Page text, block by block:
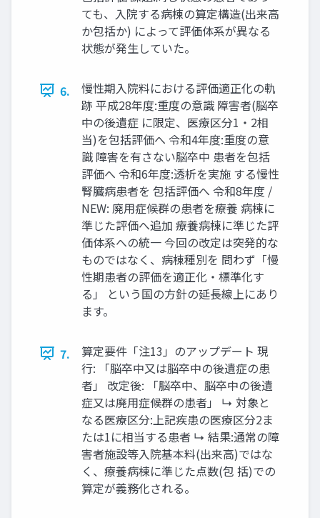
ても、入院する病棟の算定構造(出来高
か包括か) によって評価体系が異なる
状態が発生していた。
6.
慢性期入院料における評価適正化の軌
跡 平成28年度:重度の意識 障害者(脳卒
中の後遺症 に限定、医療区分1・2相
当)を包括評価へ 令和4年度:重度の意
識 障害を有さない脳卒中 患者を包括
評価へ 令和6年度:透析を実施 する慢性
腎臓病患者を 包括評価へ 令和8年度 /
NEW: 廃用症候群の患者を療養 病棟に
準じた評価へ追加 療養病棟に準じた評
価体系への統一 今回の改定は突発的な
ものではなく、病棟種別を 問わず「慢
性期患者の評価を適正化・標準化す
る」 という国の方針の延長線上にあり
ます。
7.
算定要件「注13」のアップデート 現
行: 「脳卒中又は脳卒中の後遺症の患
者」 改定後: 「脳卒中、脳卒中の後遺
症又は廃用症候群の患者」 ↳ 対象と
なる医療区分:上記疾患の医療区分2ま
たは1に相当する患者 ↳ 結果:通常の障
害者施設等入院基本料(出来高)ではな
く、療養病棟に準じた点数(包 括)での
算定が義務化される。